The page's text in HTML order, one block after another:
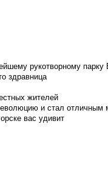
рукотворному парку
здравница
жителей
и стал отличным
вас удивит